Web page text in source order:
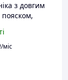
з довгим
пояском,
колір -
/міс